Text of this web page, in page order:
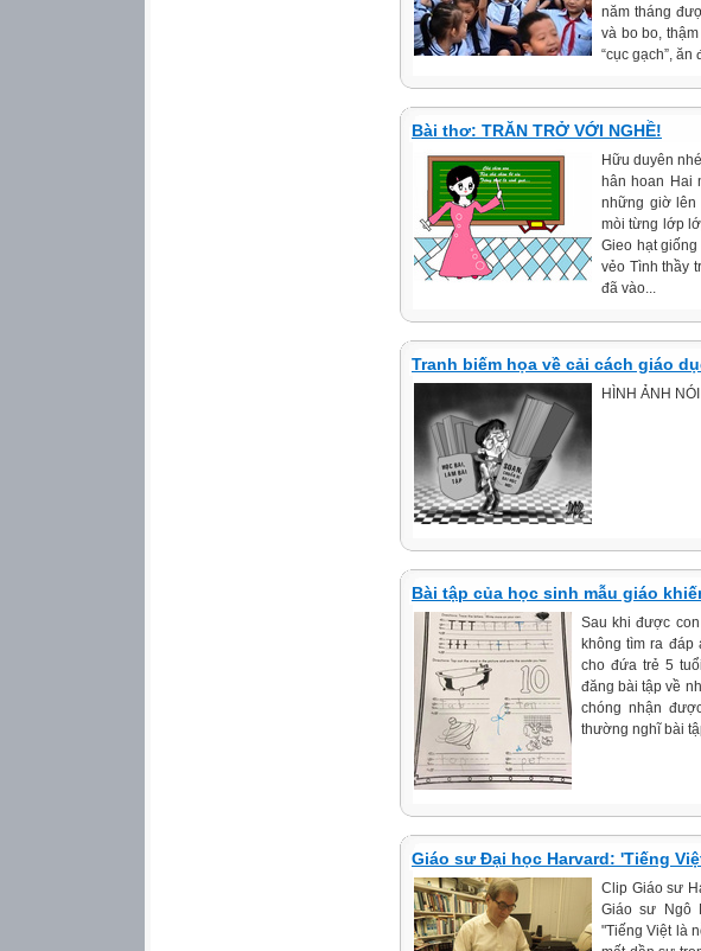
năm tháng
và bo bo,
“cục gạch”,
Bài thơ: TRĂN TRỞ VỚI NGHỀ!
Hữu duyên
hân hoan Hai
những giờ lên
mòi từng lớp
Gieo hạt
vẻo Tình thầy
đã vào...
Tranh biếm họa về cải cách giáo
HÌNH ẢNH
Bài tập của học sinh mẫu giáo
Sau khi được
không tìm ra
cho đứa trẻ 5
đăng bài tập về
chóng nhận
thường nghĩ bài
Giáo sư Đại học Harvard: 'Tiếng
Clip Giáo sư
Giáo sư Ngô
"Tiếng Việt là